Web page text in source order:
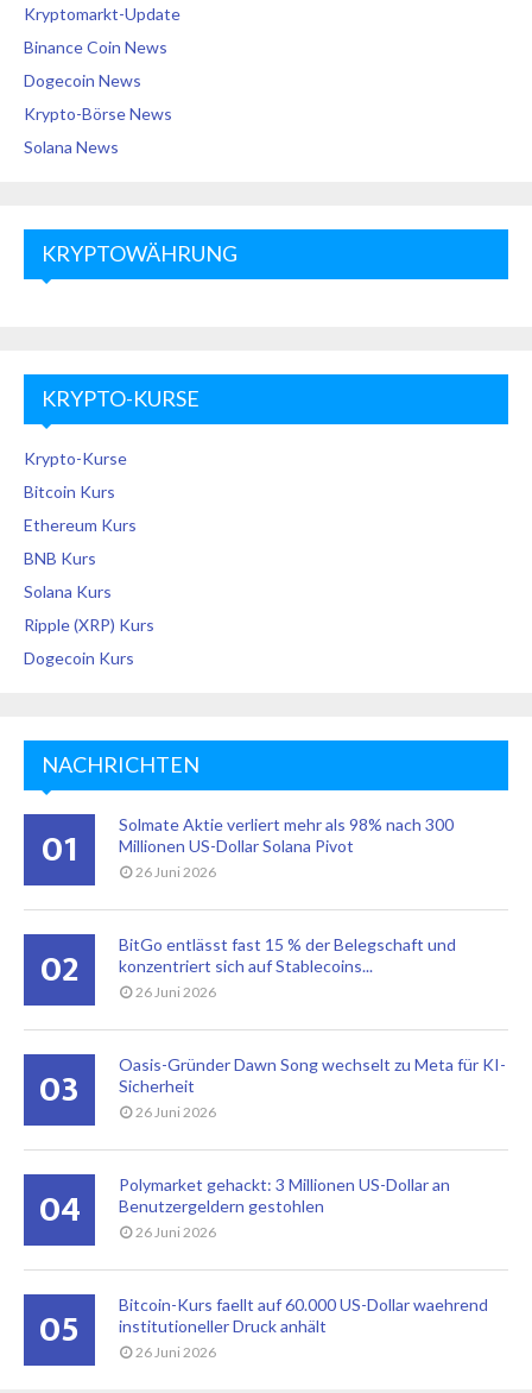
Kryptomarkt-Update
Binance Coin News
Dogecoin News
Krypto-Börse News
Solana News
KRYPTOWÄHRUNG
KRYPTO-KURSE
Krypto-Kurse
Bitcoin Kurs
Ethereum Kurs
BNB Kurs
Solana Kurs
Ripple (XRP) Kurs
Dogecoin Kurs
NACHRICHTEN
01
Solmate Aktie verliert mehr als 98% nach 300
Millionen US-Dollar Solana Pivot
26 Juni 2026
02
BitGo entlässt fast 15 % der Belegschaft und
konzentriert sich auf Stablecoins...
26 Juni 2026
03
Oasis-Gründer Dawn Song wechselt zu Meta für KI-
Sicherheit
26 Juni 2026
04
Polymarket gehackt: 3 Millionen US-Dollar an
Benutzergeldern gestohlen
26 Juni 2026
05
Bitcoin-Kurs faellt auf 60.000 US-Dollar waehrend
institutioneller Druck anhält
26 Juni 2026